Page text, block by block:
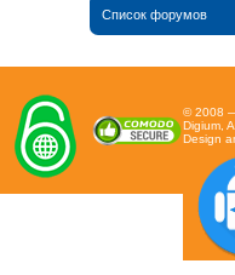
Список форумов
© 2008
Digium,
Design